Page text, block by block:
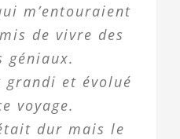
m’entouraient
de vivre des
géniaux.
grandi et évolué
voyage.
dur mais le